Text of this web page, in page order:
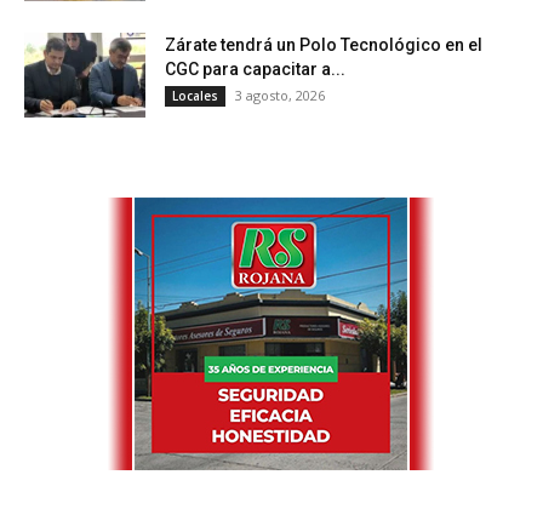
Zárate tendrá un Polo Tecnológico en el
CGC para capacitar a...
Locales 3 agosto, 2026